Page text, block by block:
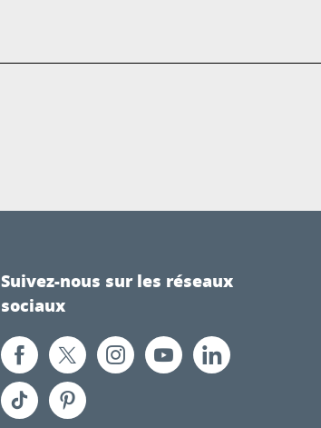
Suivez-nous sur les réseaux
sociaux